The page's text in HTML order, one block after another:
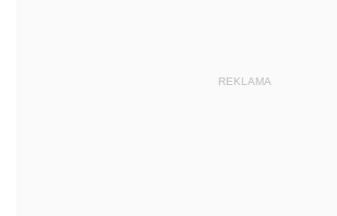
REKLAMA